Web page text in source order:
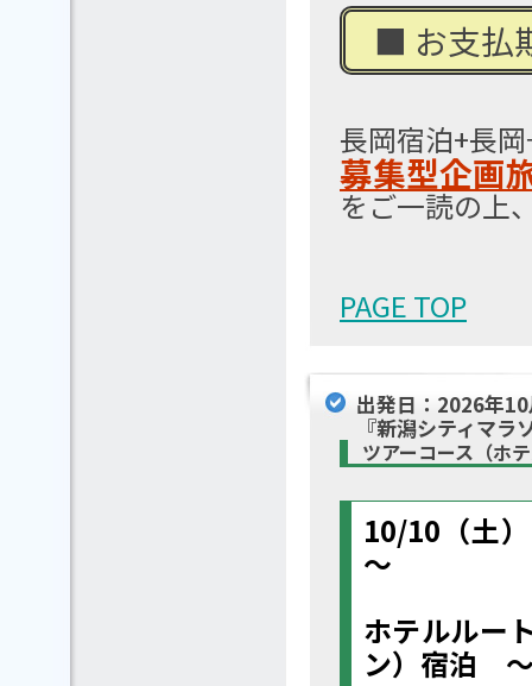
■ お支払
長岡宿泊+長
募集型企画
をご一読の上
PAGE TOP
出発日：2026年
『新潟シティマ
ツアーコース（ホ
10/10（土
～
ホテルルー
ン）宿泊